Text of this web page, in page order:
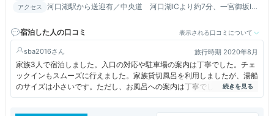
アクセス
河口湖駅から送迎有／中央道 河口湖ICより約7分、一宮御坂IC
宿泊した人の口コミ
表示される口コミについて
sba2016 旅行時期 2020年8月
家族3人で宿泊しました。入口の対応や駐車場の案内は丁寧でした。チェ
ックインもスムーズに行えました。家族貸切風呂を利用しましたが、湯船
のサイズは小さいです。ただし、お風呂への案内は丁寧でしたし、とても
清潔でした。料理は量は多かったですが、あまり美味しさの感動はなかっ